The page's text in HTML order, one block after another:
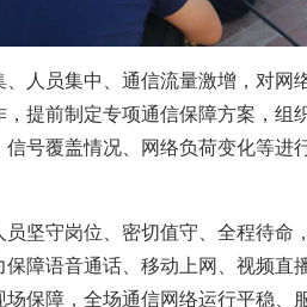
人员集中、通信流量激增，对
提前制定专项通信保障方案，
号覆盖情况、网络负荷变化等
员坚守岗位、密切值守、全程待
障语音通话、移动上网、视频直
保障，全场通信网络运行平稳、